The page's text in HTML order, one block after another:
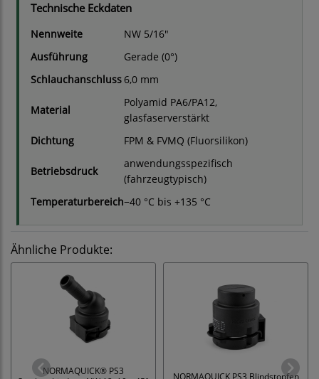
Technische Eckdaten
Nennweite
NW 5/16"
Ausführung
Gerade (0°)
Schlauchanschluss 6,0 mm
Material
Polyamid PA6/PA12,
glasfaserverstärkt
Dichtung
FPM & FVMQ (Fluorsilikon)
Betriebsdruck
anwendungsspezifisch
(fahrzeugtypisch)
Temperaturbereich−40 °C bis +135 °C
Ähnliche Produkte:
NORMAQUICK® PS3
NORMAQUICK PS3 Blindstopfen